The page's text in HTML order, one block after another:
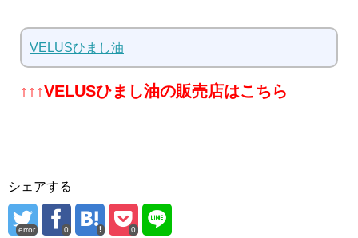
VELUSひまし油
↑↑↑VELUSひまし油の販売店はこちら
シェアする
error 0 0